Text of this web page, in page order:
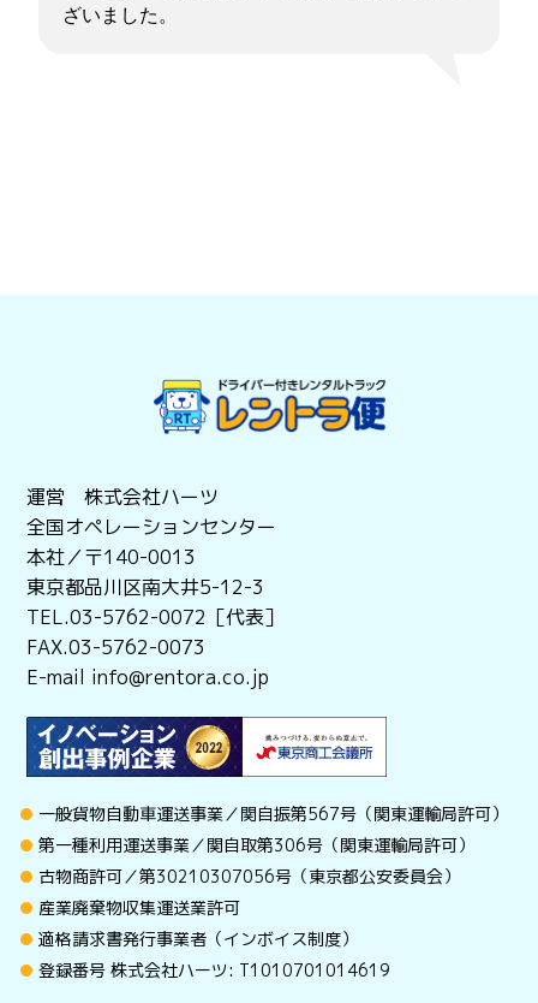
ざいました。
運営 株式会社ハーツ
全国オペレーションセンター
本社／〒140-0013
東京都品川区南大井5-12-3
TEL.03-5762-0072［代表］
FAX.03-5762-0073
E-mail info@rentora.co.jp
一般貨物自動車運送事業／関自振第567号（関東運輸局許可）
第一種利用運送事業／関自取第306号（関東運輸局許可）
古物商許可／第30210307056号（東京都公安委員会）
産業廃棄物収集運送業許可
適格請求書発行事業者（インボイス制度）
登録番号 株式会社ハーツ: T1010701014619